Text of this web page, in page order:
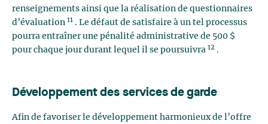
renseignements ainsi que la réalisation de questionnaires
d’évaluation 11 . Le défaut de satisfaire à un tel processus
pourra entraîner une pénalité administrative de 500 $
pour chaque jour durant lequel il se poursuivra 12 .
Développement des services de garde
Afin de favoriser le développement harmonieux de l’offre